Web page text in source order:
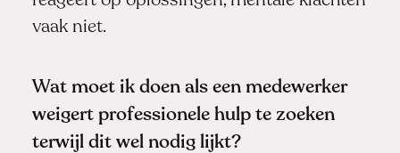
vaak niet.
Wat moet ik doen als een medewerker
weigert professionele hulp te zoeken
terwijl dit wel nodig lijkt?